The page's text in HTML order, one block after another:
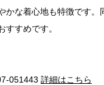
かな着心地も特徴です。
すすめです。
051443 詳細はこちら